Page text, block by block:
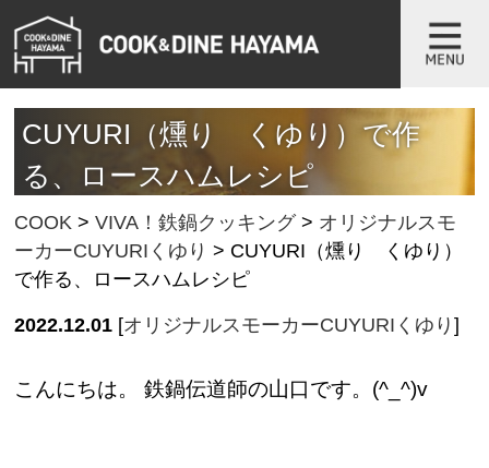
CUYURI（燻り くゆり）で作
る、ロースハムレシピ
COOK >VIVA！鉄鍋クッキング> オリジナルスモ
ーカーCUYURIくゆり > CUYURI（燻り くゆり）
で作る、ロースハムレシピ
2022.12.01 [オリジナルスモーカーCUYURIくゆり]
こんにちは。 鉄鍋伝道師の山口です。(^_^)v